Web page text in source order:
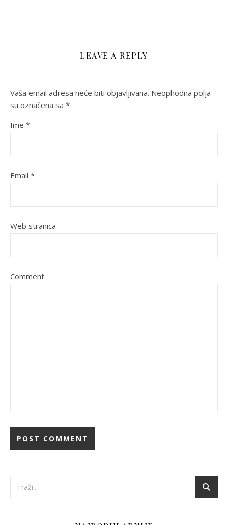
LEAVE A REPLY
Vaša email adresa neće biti objavljivana. Neophodna polja
su označena sa *
Ime *
Email *
Web stranica
Comment